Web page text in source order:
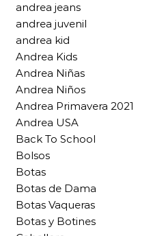
andrea jeans
andrea juvenil
andrea kid
Andrea Kids
Andrea Niñas
Andrea Niños
Andrea Primavera 2021
Andrea USA
Back To School
Bolsos
Botas
Botas de Dama
Botas Vaqueras
Botas y Botines